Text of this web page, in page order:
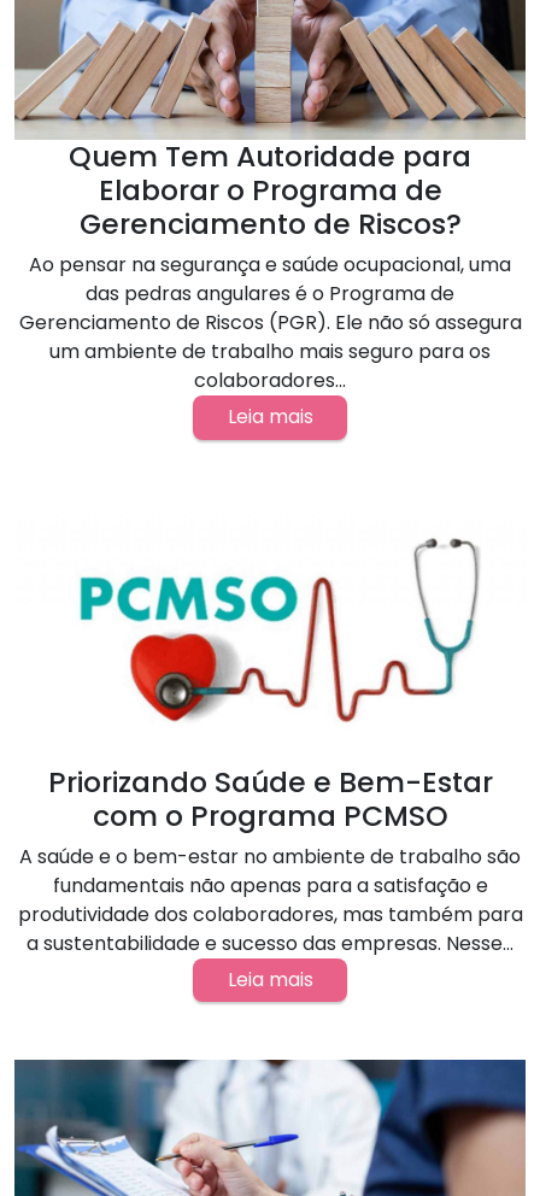
Quem Tem Autoridade para
Elaborar o Programa de
Gerenciamento de Riscos?
Ao pensar na segurança e saúde ocupacional, uma
das pedras angulares é o Programa de
Gerenciamento de Riscos (PGR). Ele não só assegura
um ambiente de trabalho mais seguro para os
colaboradores...
Leia mais
Priorizando Saúde e Bem-Estar
com o Programa PCMSO
A saúde e o bem-estar no ambiente de trabalho são
fundamentais não apenas para a satisfação e
produtividade dos colaboradores, mas também para
a sustentabilidade e sucesso das empresas. Nesse...
Leia mais